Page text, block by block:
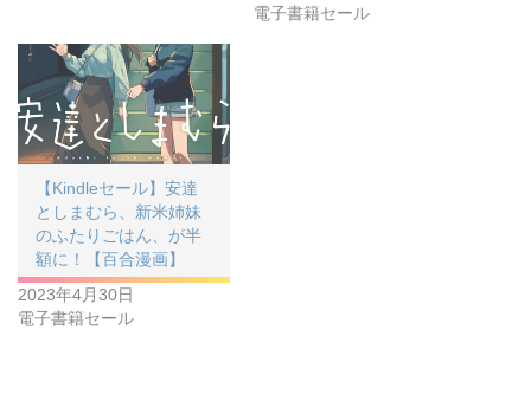
電子書籍セール
【Kindleセール】安達
としまむら、新米姉妹
のふたりごはん、が半
額に！【百合漫画】
2023年4月30日
電子書籍セール